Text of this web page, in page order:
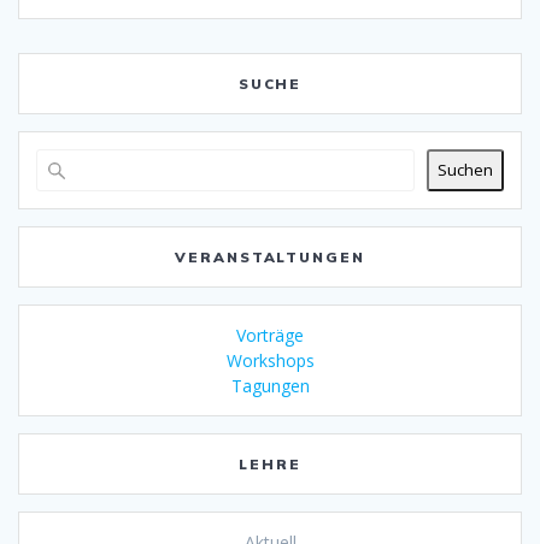
SUCHE
Suchen
VERANSTALTUNGEN
Vorträge
Workshops
Tagungen
LEHRE